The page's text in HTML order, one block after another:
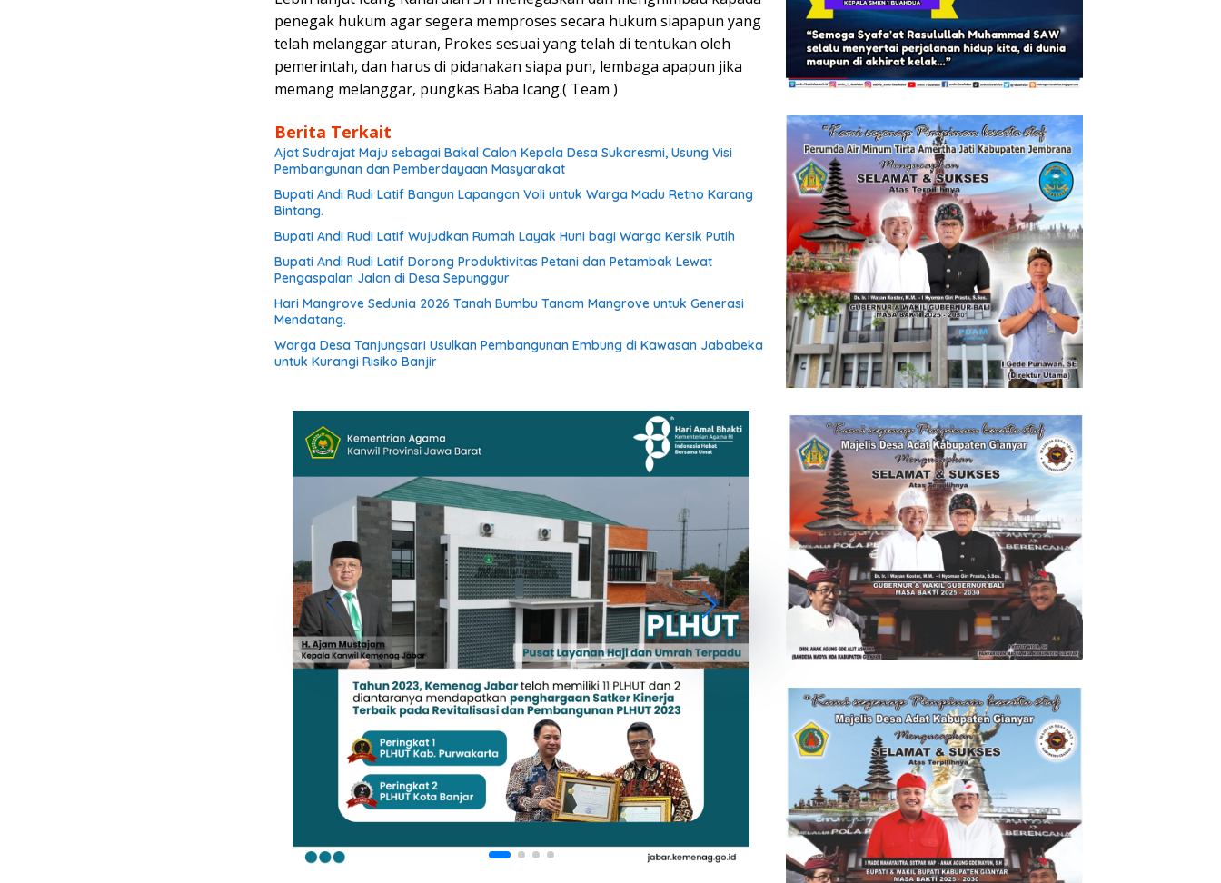
penegak hukum agar segera memproses secara hukum siapapun yang
telah melanggar aturan, Prokes sesuai yang telah di tentukan oleh
pemerintah, dan harus di pidanakan siapa pun, lembaga apapun jika
memang melanggar, pungkas Baba Icang.( Team )
Berita Terkait
Ajat Sudrajat Maju sebagai Bakal Calon Kepala Desa Sukaresmi, Usung Visi
Pembangunan dan Pemberdayaan Masyarakat
Bupati Andi Rudi Latif Bangun Lapangan Voli untuk Warga Madu Retno Karang
Bintang.
Bupati Andi Rudi Latif Wujudkan Rumah Layak Huni bagi Warga Kersik Putih
Bupati Andi Rudi Latif Dorong Produktivitas Petani dan Petambak Lewat
Pengaspalan Jalan di Desa Sepunggur
Hari Mangrove Sedunia 2026 Tanah Bumbu Tanam Mangrove untuk Generasi
Mendatang.
Warga Desa Tanjungsari Usulkan Pembangunan Embung di Kawasan Jababeka
untuk Kurangi Risiko Banjir